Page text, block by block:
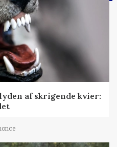
af skrigende kvier: